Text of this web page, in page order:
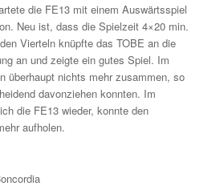
die FE13 mit einem Auswärtsspiel
Neu ist, dass die Spielzeit 4×20 min.
Vierteln knüpfte das TOBE an die
an und zeigte ein gutes Spiel. Im
überhaupt nichts mehr zusammen, so
davonziehen konnten. Im
die FE13 wieder, konnte den
aufholen.